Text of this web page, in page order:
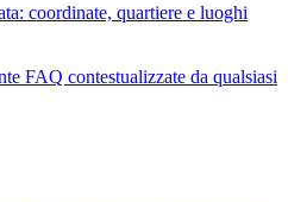
coordinate, quartiere e luoghi
FAQ contestualizzate da qualsiasi